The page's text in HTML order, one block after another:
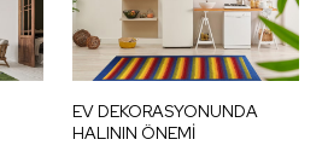
EV DEKORASYONUNDA
HALININ ÖNEMİ